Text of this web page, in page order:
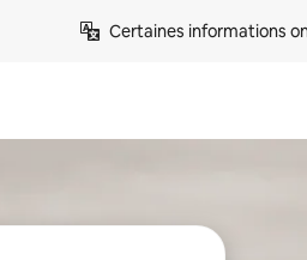
Certaines informations